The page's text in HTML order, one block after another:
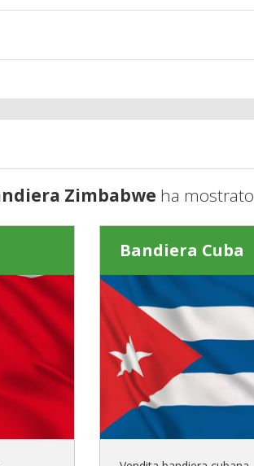
Zimbabwe ha
Bandiera Cuba